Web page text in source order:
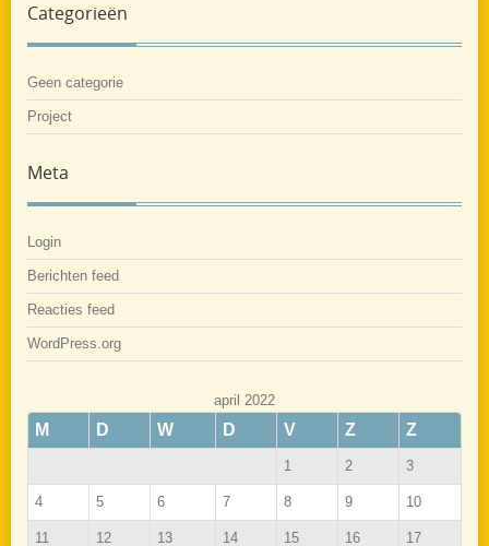
Categorieën
Geen categorie
Project
Meta
Login
Berichten feed
Reacties feed
WordPress.org
april 2022
M D W D V Z Z
1 2 3
4 5 6 7 8 9 10
11 12 13 14 15 16 17